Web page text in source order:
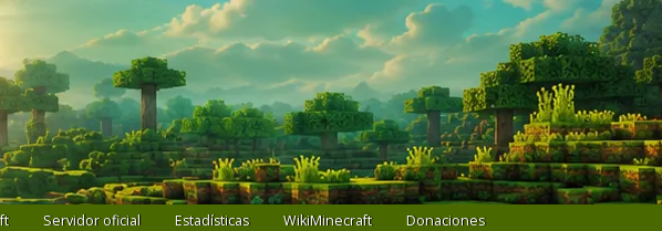
Servidor oficial Estadísticas WikiMinecraft Donaciones